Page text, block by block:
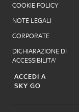
COOKIE POLICY
NOTE LEGALI
CORPORATE
DICHIARAZIONE DI
ACCESSIBILITA'
ACCEDI A
SKY GO